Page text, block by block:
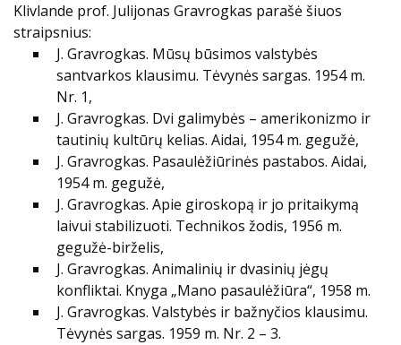
Klivlande prof. Julijonas Gravrogkas parašė šiuos
straipsnius:
J. Gravrogkas. Mūsų būsimos valstybės
santvarkos klausimu. Tėvynės sargas. 1954 m.
Nr. 1,
J. Gravrogkas. Dvi galimybės – amerikonizmo ir
tautinių kultūrų kelias. Aidai, 1954 m. gegužė,
J. Gravrogkas. Pasaulėžiūrinės pastabos. Aidai,
1954 m. gegužė,
J. Gravrogkas. Apie giroskopą ir jo pritaikymą
laivui stabilizuoti. Technikos žodis, 1956 m.
gegužė-birželis,
J. Gravrogkas. Animalinių ir dvasinių jėgų
konfliktai. Knyga „Mano pasaulėžiūra“, 1958 m.
J. Gravrogkas. Valstybės ir bažnyčios klausimu.
Tėvynės sargas. 1959 m. Nr. 2 – 3.